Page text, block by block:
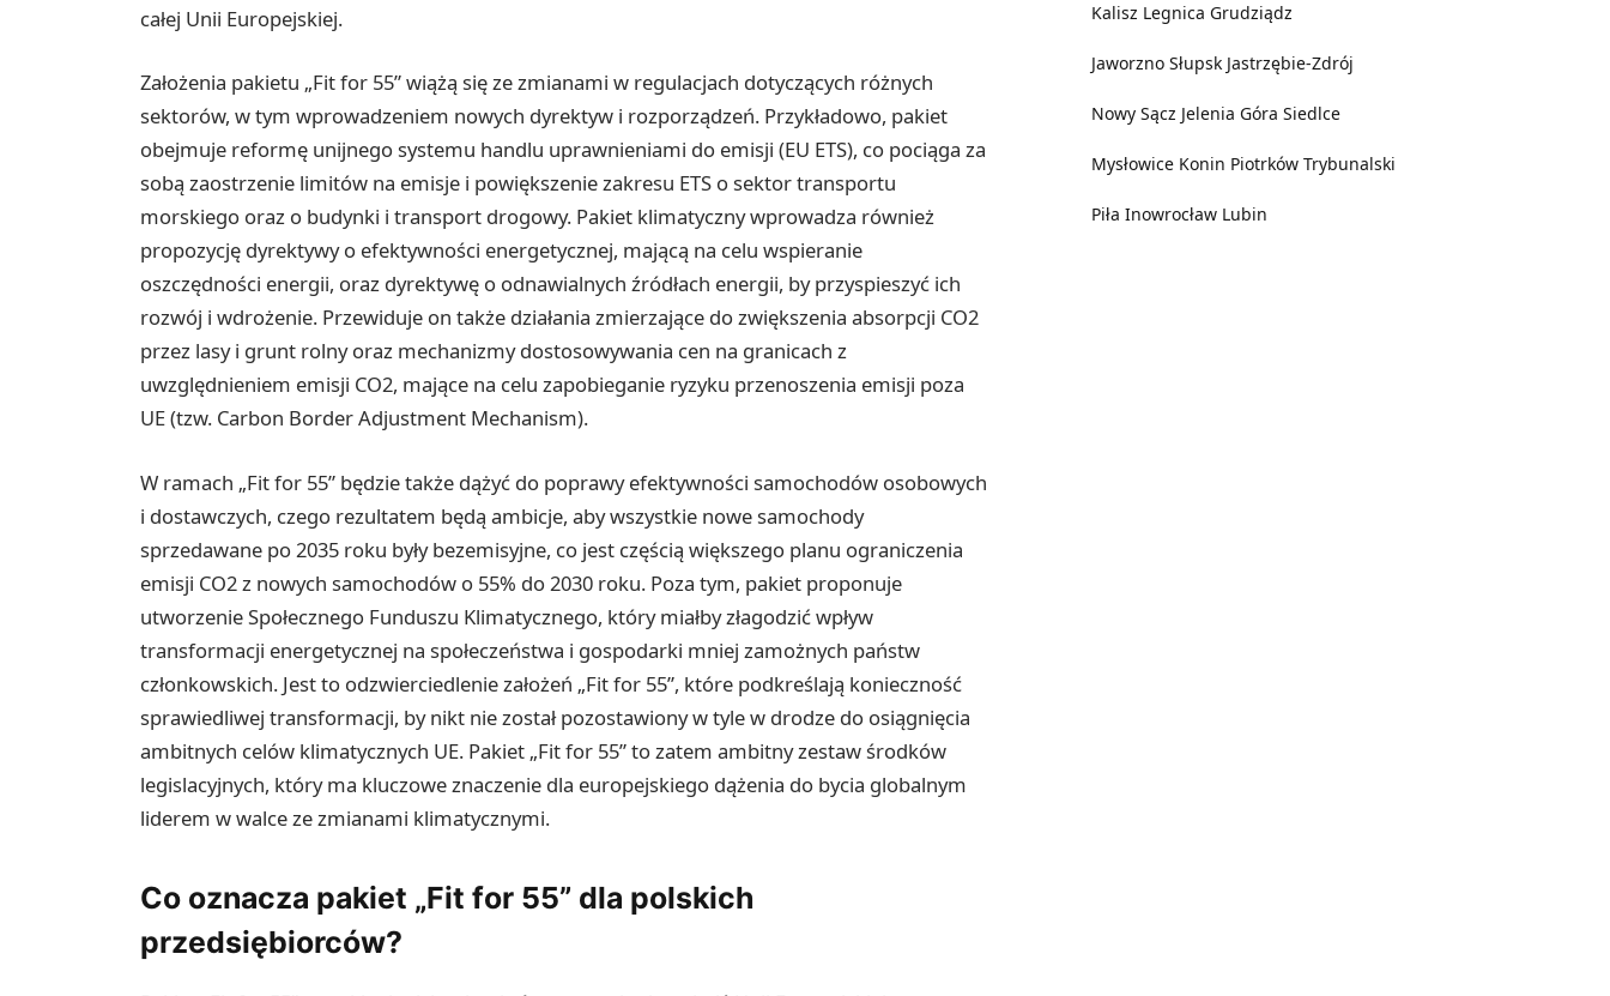
całej Unii Europejskiej.
Założenia pakietu „Fit for 55” wiążą się ze zmianami w regulacjach dotyczących różnych
sektorów, w tym wprowadzeniem nowych dyrektyw i rozporządzeń. Przykładowo, pakiet
obejmuje reformę unijnego systemu handlu uprawnieniami do emisji (EU ETS), co pociąga za
sobą zaostrzenie limitów na emisje i powiększenie zakresu ETS o sektor transportu
morskiego oraz o budynki i transport drogowy. Pakiet klimatyczny wprowadza również
propozycję dyrektywy o efektywności energetycznej, mającą na celu wspieranie
oszczędności energii, oraz dyrektywę o odnawialnych źródłach energii, by przyspieszyć ich
rozwój i wdrożenie. Przewiduje on także działania zmierzające do zwiększenia absorpcji CO2
przez lasy i grunt rolny oraz mechanizmy dostosowywania cen na granicach z
uwzględnieniem emisji CO2, mające na celu zapobieganie ryzyku przenoszenia emisji poza
UE (tzw. Carbon Border Adjustment Mechanism).
W ramach „Fit for 55” będzie także dążyć do poprawy efektywności samochodów osobowych
i dostawczych, czego rezultatem będą ambicje, aby wszystkie nowe samochody
sprzedawane po 2035 roku były bezemisyjne, co jest częścią większego planu ograniczenia
emisji CO2 z nowych samochodów o 55% do 2030 roku. Poza tym, pakiet proponuje
utworzenie Społecznego Funduszu Klimatycznego, który miałby złagodzić wpływ
transformacji energetycznej na społeczeństwa i gospodarki mniej zamożnych państw
członkowskich. Jest to odzwierciedlenie założeń „Fit for 55”, które podkreślają konieczność
sprawiedliwej transformacji, by nikt nie został pozostawiony w tyle w drodze do osiągnięcia
ambitnych celów klimatycznych UE. Pakiet „Fit for 55” to zatem ambitny zestaw środków
legislacyjnych, który ma kluczowe znaczenie dla europejskiego dążenia do bycia globalnym
liderem w walce ze zmianami klimatycznymi.
Co oznacza pakiet „Fit for 55” dla polskich
przedsiębiorców?
Kalisz Legnica Grudziądz
Jaworzno Słupsk Jastrzębie-Zdrój
Nowy Sącz Jelenia Góra Siedlce
Mysłowice Konin Piotrków Trybunalski
Piła Inowrocław Lubin